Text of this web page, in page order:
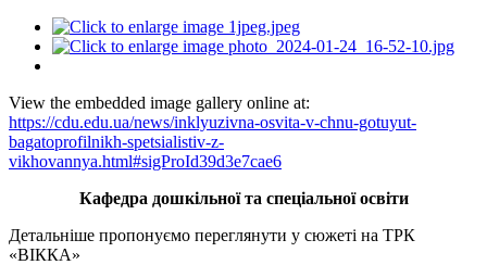
View the embedded image gallery online at:
https://cdu.edu.ua/news/inklyuzivna-osvita-v-chnu-gotuyut-
bagatoprofilnikh-spetsialistiv-z-
vikhovannya.html#sigProId39d3e7cae6
Кафедра дошкільної та спеціальної освіти
Детальніше пропонуємо переглянути у сюжеті на ТРК
«ВІККА»